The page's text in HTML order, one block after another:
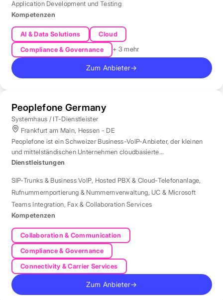
Application Development und Testing
Kompetenzen
AI & Data Solutions
Cloud
Compliance & Governance
+ 3 mehr
Zum Anbieter→
Peoplefone Germany
Systemhaus / IT-Dienstleister
Frankfurt am Main, Hessen - DE
Peoplefone ist ein Schweizer Business-VoIP-Anbieter, der kleinen
und mittelständischen Unternehmen cloudbasierte
Telefonielösungen bietet.
Dienstleistungen
SIP-Trunks & Business VoIP, Hosted PBX & Cloud-Telefonanlage,
Rufnummernportierung & Nummernverwaltung, UC & Microsoft
Teams Integration, Fax & Collaboration Services
Kompetenzen
Collaboration & Communication
Compliance & Governance
Connectivity & Carrier Services
Zum Anbieter→